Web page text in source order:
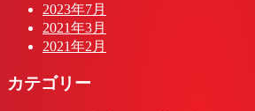
2023年7月
2021年3月
2021年2月
カテゴリー